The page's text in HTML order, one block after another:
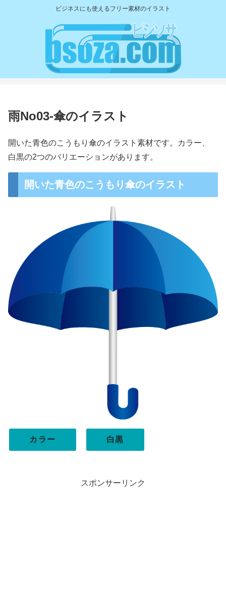
ビジネスにも使えるフリー素材のイラスト
雨No03-傘のイラスト
開いた青色のこうもり傘のイラスト素材です。カラー、
白黒の2つのバリエーションがあります。
開いた青色のこうもり傘のイラスト
カラー 白黒
スポンサーリンク